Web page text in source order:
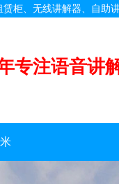
柜、无线讲解器、自助
专注语音讲